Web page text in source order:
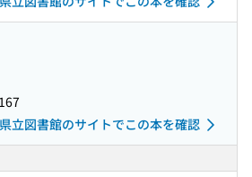
立図書館のサイトでこの本を確認